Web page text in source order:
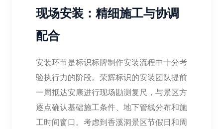
现场安装：精细施工与协调
配合
安装环节是标识标牌制作安装流程中十分考
验执行力的阶段。荣辉标识的安装团队提前
一周抵达安康进行现场勘测复尺，与景区方
逐点确认基础施工条件、地下管线分布和施
工时间窗口。考虑到香溪洞景区节假日和周